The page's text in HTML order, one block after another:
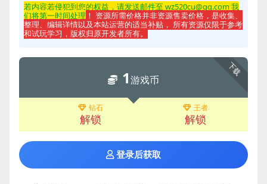
若内容若侵犯到您的权益，请发送邮件至 wz520cu@qq.com 我
们将第一时间处理 ！ 资源所需价格并非资源售卖价格，是收集、
整理、编辑详情以及本站运营的适当补贴， 所有资源仅限于参考
和试玩学习，版权归原开发者所有。
下载
1游戏币
钻石
解锁
王者
解锁
登录后获取